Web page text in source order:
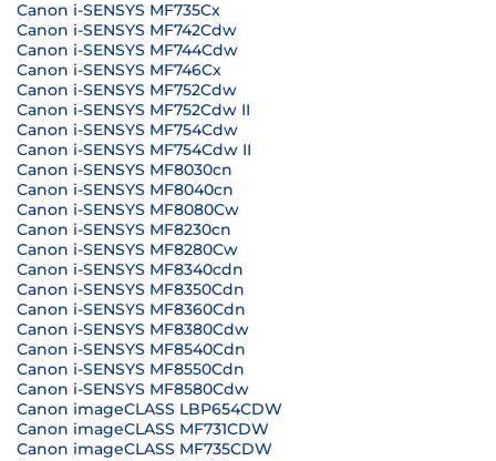
Canon i-SENSYS MF735Cx
Canon i-SENSYS MF742Cdw
Canon i-SENSYS MF744Cdw
Canon i-SENSYS MF746Cx
Canon i-SENSYS MF752Cdw
Canon i-SENSYS MF752Cdw II
Canon i-SENSYS MF754Cdw
Canon i-SENSYS MF754Cdw II
Canon i-SENSYS MF8030cn
Canon i-SENSYS MF8040cn
Canon i-SENSYS MF8080Cw
Canon i-SENSYS MF8230cn
Canon i-SENSYS MF8280Cw
Canon i-SENSYS MF8340cdn
Canon i-SENSYS MF8350Cdn
Canon i-SENSYS MF8360Cdn
Canon i-SENSYS MF8380Cdw
Canon i-SENSYS MF8540Cdn
Canon i-SENSYS MF8550Cdn
Canon i-SENSYS MF8580Cdw
Canon imageCLASS LBP654CDW
Canon imageCLASS MF731CDW
Canon imageCLASS MF735CDW